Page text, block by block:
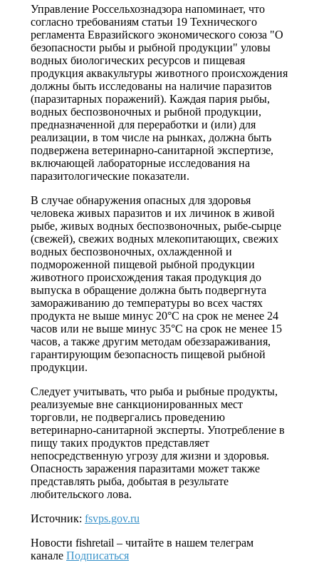
Управление Россельхознадзора напоминает, что
согласно требованиям статьи 19 Технического
регламента Евразийского экономического союза "О
безопасности рыбы и рыбной продукции" уловы
водных биологических ресурсов и пищевая
продукция аквакультуры животного происхождения
должны быть исследованы на наличие паразитов
(паразитарных поражений). Каждая пария рыбы,
водных беспозвоночных и рыбной продукции,
предназначенной для переработки и (или) для
реализации, в том числе на рынках, должна быть
подвержена ветеринарно-санитарной экспертизе,
включающей лабораторные исследования на
паразитологические показатели.
В случае обнаружения опасных для здоровья
человека живых паразитов и их личинок в живой
рыбе, живых водных беспозвоночных, рыбе-сырце
(свежей), свежих водных млекопитающих, свежих
водных беспозвоночных, охлажденной и
подмороженной пищевой рыбной продукции
животного происхождения такая продукция до
выпуска в обращение должна быть подвергнута
замораживанию до температуры во всех частях
продукта не выше минус 20°C на срок не менее 24
часов или не выше минус 35°C на срок не менее 15
часов, а также другим методам обеззараживания,
гарантирующим безопасность пищевой рыбной
продукции.
Следует учитывать, что рыба и рыбные продукты,
реализуемые вне санкционированных мест
торговли, не подвергались проведению
ветеринарно-санитарной эксперты. Употребление в
пищу таких продуктов представляет
непосредственную угрозу для жизни и здоровья.
Опасность заражения паразитами может также
представлять рыба, добытая в результате
любительского лова.
Источник: fsvps.gov.ru
Новости fishretail – читайте в нашем телеграм
канале Подписаться